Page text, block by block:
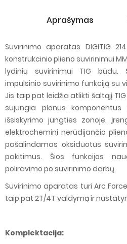
Aprašymas
Suvirinimo aparatas DIGITIG
konstrukcinio plieno suvirinimui
lydinių suvirinimui TIG būdu.
impulsinio suvirinimo funkciją su
Jis taip pat leidžia atlikti šaltąjį
sujungia plonus
išsiskyrimo jungties zonoje.
elektrocheminį nerūdijančio
pašalindamas oksiduotus
pakitimus. Šios funkcijos
poliravimo po suvirinimo darbų.
Suvirinimo aparatas turi Arc
taip pat 2T/4T valdymą ir
Komplektacija: